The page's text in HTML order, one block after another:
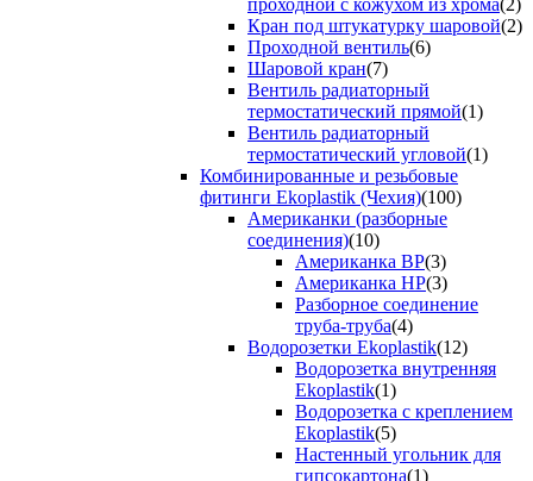
проходной с кожухом из хрома(2)
Кран под штукатурку шаровой(2)
Проходной вентиль(6)
Шаровой кран(7)
Вентиль радиаторный
термостатический прямой(1)
Вентиль радиаторный
термостатический угловой(1)
Комбинированные и резьбовые
фитинги Ekoplastik (Чехия)(100)
Американки (разборные
соединения)(10)
Американка ВР(3)
Американка НР(3)
Разборное соединение
труба-труба(4)
Водорозетки Ekoplastik(12)
Водорозетка внутренняя
Ekoplastik(1)
Водорозетка с креплением
Ekoplastik(5)
Настенный угольник для
гипсокартона(1)